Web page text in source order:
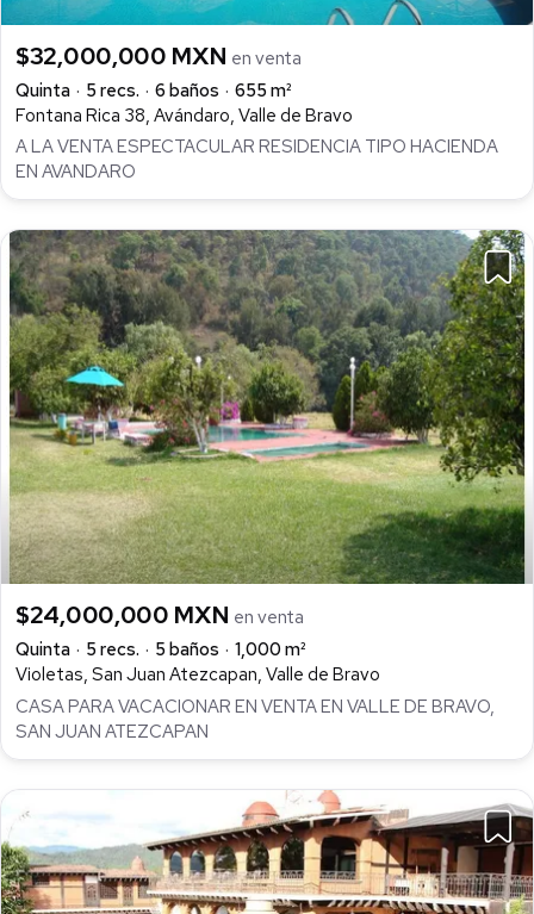
$32,000,000 MXN en venta
Quinta
5 recs. 6 baños
655 m²
Fontana Rica 38, Avándaro, Valle de Bravo
A LA VENTA ESPECTACULAR RESIDENCIA TIPO HACIENDA
EN AVANDARO
$24,000,000 MXN en venta
Quinta
5 recs. 5 baños
1,000 m²
Violetas, San Juan Atezcapan, Valle de Bravo
CASA PARA VACACIONAR EN VENTA EN VALLE DE BRAVO,
SAN JUAN ATEZCAPAN